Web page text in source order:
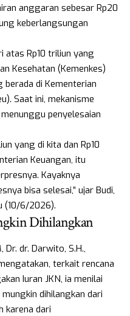
anggaran sebesar Rp20
keberlangsungan
atas Rp10 triliun yang
Kesehatan (Kemenkes)
berada di Kementerian
Saat ini, mekanisme
penyelesaian
yang di kita dan Rp10
Keuangan, itu
Kayaknya
bisa selesai,” ujar Budi,
(10/6/2026).
Dihilangkan
Dr. dr. Darwito, S.H.,
terkait rencana
Iuran JKN, ia menilai
dihilangkan dari
karena dari